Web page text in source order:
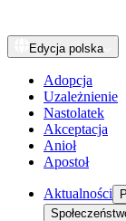
Edycja polska
Adopcja
Uzależnienie
Nastolatek
Akceptacja
Anioł
Apostoł
Aktualności